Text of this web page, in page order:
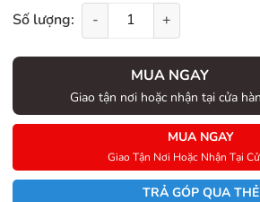
Số lượng: - +
MUA NGAY
Giao tận nơi hoặc nhận tại cửa
MUA NGAY
Giao Tận Nơi Hoặc Nhận Tại
TRẢ GÓP QUA THẺ